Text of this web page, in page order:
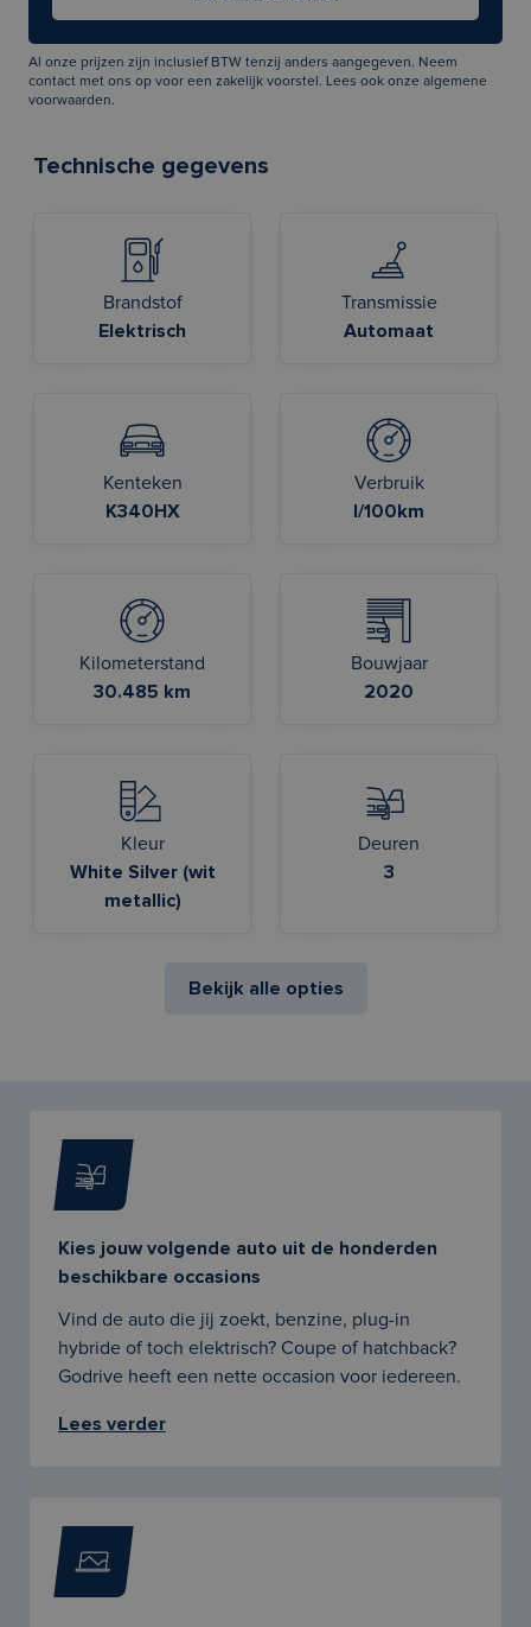
Al onze prijzen zijn inclusief BTW tenzij anders aangegeven. Neem
contact met ons op voor een zakelijk voorstel. Lees ook onze algemene
voorwaarden.
Technische gegevens
Brandstof
Elektrisch
Transmissie
Automaat
Kenteken
K340HX
Verbruik
l/100km
Kilometerstand
30.485 km
Bouwjaar
2020
Kleur
White Silver (wit
metallic)
Deuren
3
Bekijk alle opties
Kies jouw volgende auto uit de honderden
beschikbare occasions
Vind de auto die jij zoekt, benzine, plug-in
hybride of toch elektrisch? Coupe of hatchback?
Godrive heeft een nette occasion voor iedereen.
Lees verder